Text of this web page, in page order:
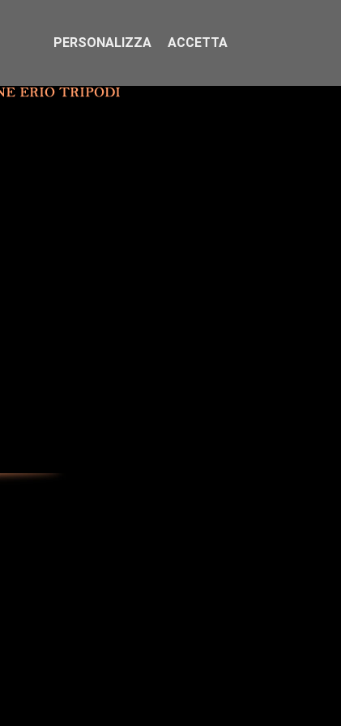
PERSONALIZZA ACCETTA